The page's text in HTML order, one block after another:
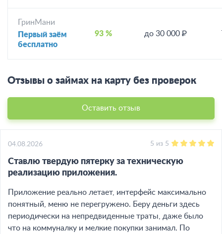
ГринМани
Первый заём
бесплатно
93 % до 30 000 ₽
Отзывы о займах на карту без проверок
Оставить отзыв
04.08.2026 5 из 5
Ставлю твердую пятерку за техническую
реализацию приложения.
Приложение реально летает, интерфейс максимально
понятный, меню не перегружено. Беру деньги здесь
периодически на непредвиденные траты, даже было
что на коммуналку и мелкие покупки занимал. По